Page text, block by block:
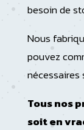
besoin de
Nous
pouvez
nécessaires
Tous nos
soit en